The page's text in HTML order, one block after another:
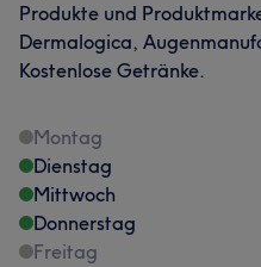
Produkte und
Dermalogica,
Kostenlose Getränke.
Montag
Dienstag
Mittwoch
Donnerstag
Freitag